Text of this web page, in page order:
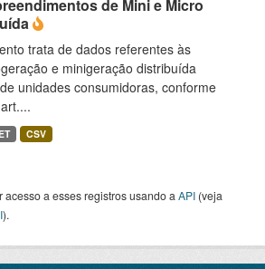
de Mini e Micro
trata de dados referentes às
e minigeração distribuída
unidades consumidoras, conforme
CSV
acesso a esses registros usando a API (veja
).